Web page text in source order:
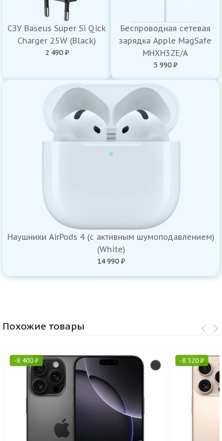
СЗУ Baseus Super Si Qick
Charger 25W (Black)
2 490 ₽
Беспроводная сетевая
зарядка Apple MagSafe
MHXH3ZE/A
5 990 ₽
Наушники AirPods 4 (с активным шумоподавлением)
(White)
14 990 ₽
Похожие товары
-8 400₽ -8 520₽